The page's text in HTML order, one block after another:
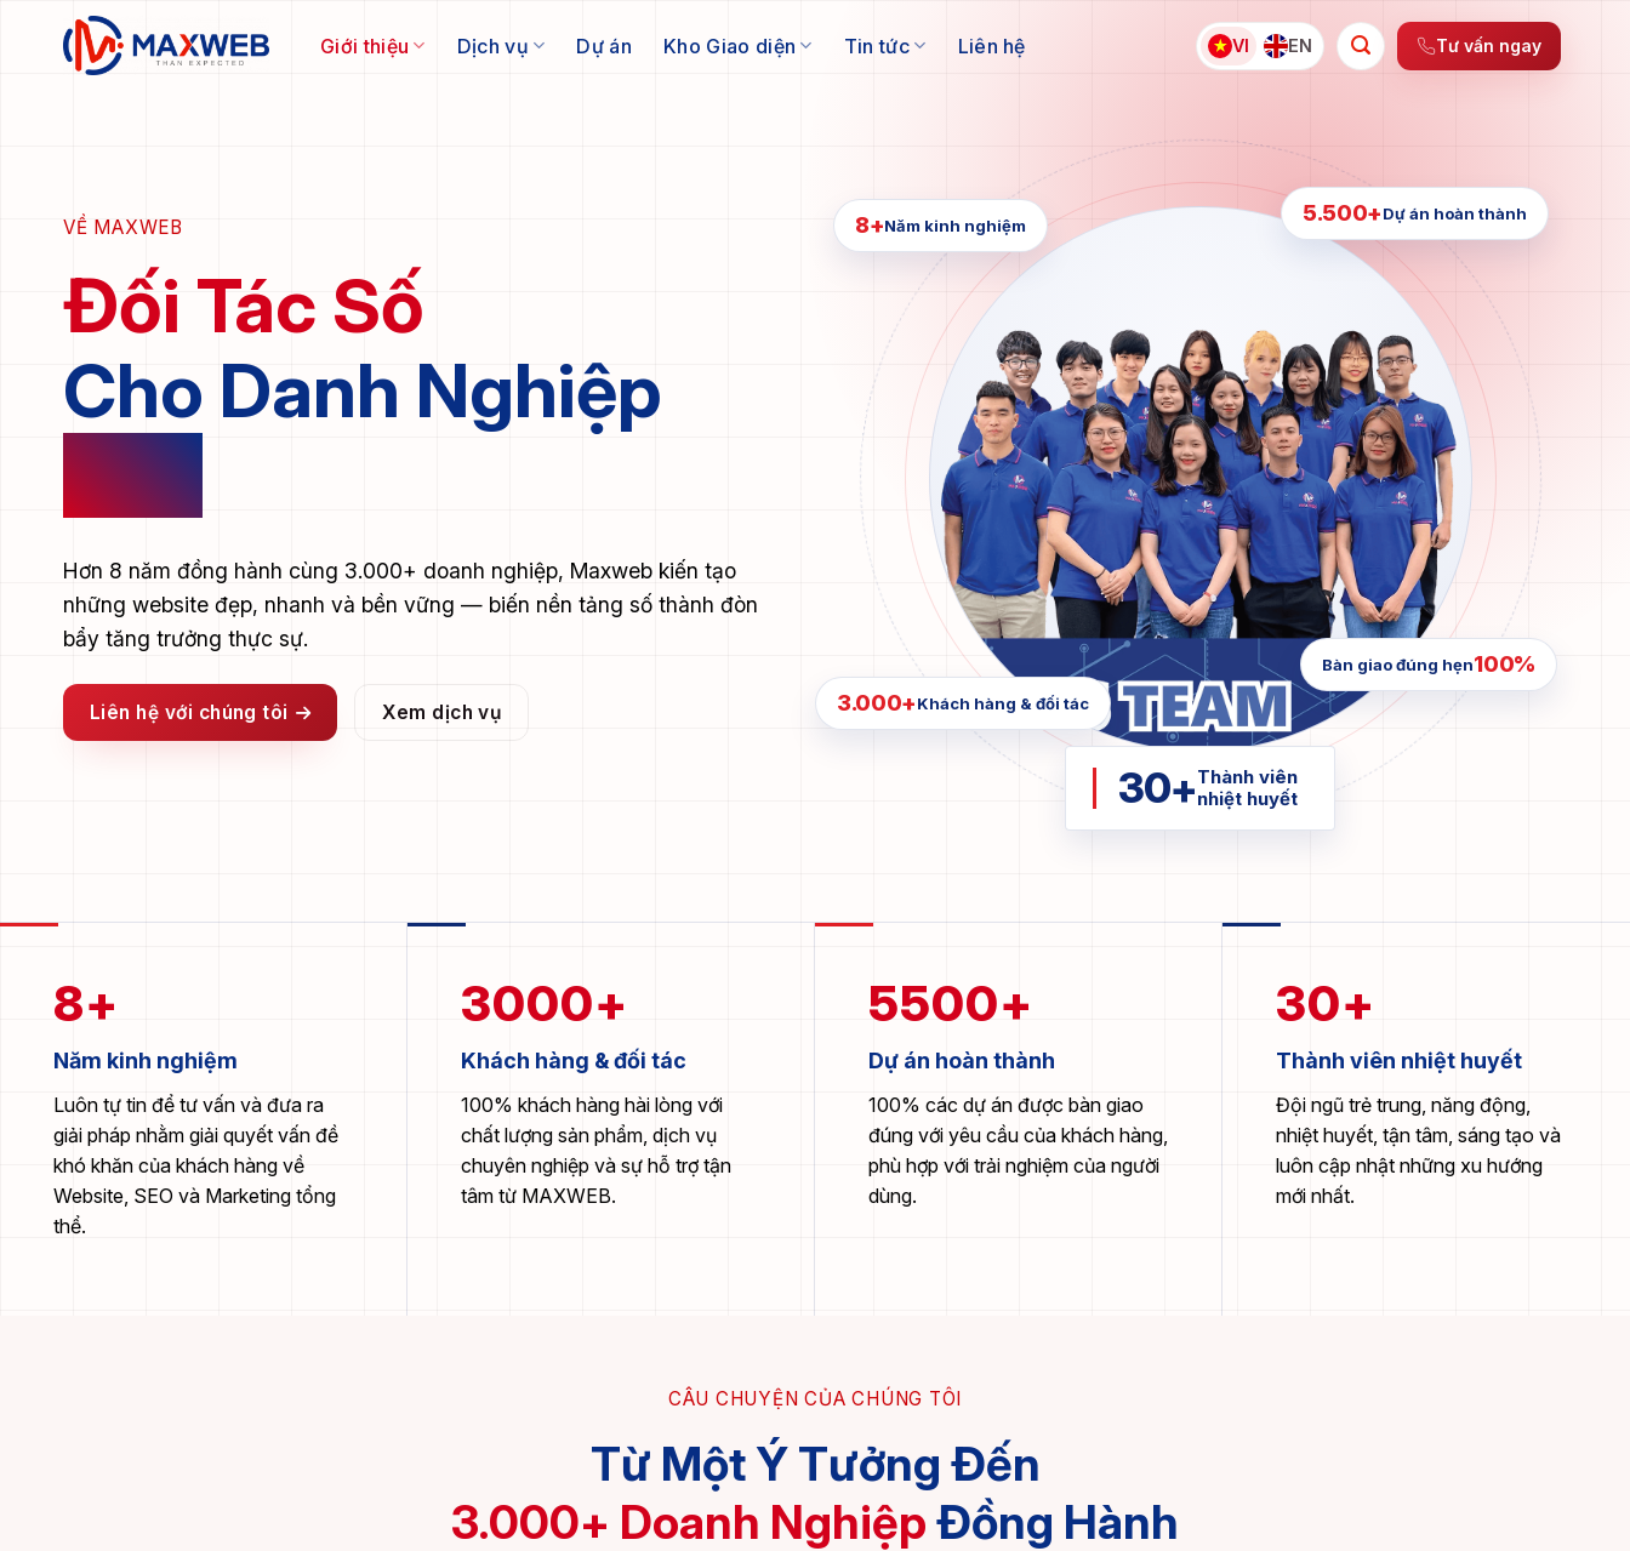
Giới thiệu Dịch vụ Dự án Kho Giao diện Tin tức Liên hệ VI EN Tư vấn ngay
VỀ MAXWEB
Đối Tác Số
Cho Danh Nghiệp
Việt
Hơn 8 năm đồng hành cùng 3.000+ doanh nghiệp, Maxweb kiến tạo
những website đẹp, nhanh và bền vững — biến nền tảng số thành đòn
bẩy tăng trưởng thực sự.
Liên hệ với chúng tôi Xem dịch vụ
8+Năm kinh nghiệm 5.500+Dự án hoàn thành
3.000+Khách hàng & đối tác
Bàn giao đúng hẹn100%
30+Thành viên
nhiệt huyết
8+
Năm kinh nghiệm
Luôn tự tin để tư vấn và đưa ra
giải pháp nhằm giải quyết vấn đề
khó khăn của khách hàng về
Website, SEO và Marketing tổng
thể.
3000+
Khách hàng & đối tác
100% khách hàng hài lòng với
chất lượng sản phẩm, dịch vụ
chuyên nghiệp và sự hỗ trợ tận
tâm từ MAXWEB.
5500+
Dự án hoàn thành
100% các dự án được bàn giao
đúng với yêu cầu của khách hàng,
phù hợp với trải nghiệm của người
dùng.
30+
Thành viên nhiệt huyết
Đội ngũ trẻ trung, năng động,
nhiệt huyết, tận tâm, sáng tạo và
luôn cập nhật những xu hướng
mới nhất.
CÂU CHUYỆN CỦA CHÚNG TÔI
Từ Một Ý Tưởng Đến
3.000+ Doanh NghiệpĐồng Hành